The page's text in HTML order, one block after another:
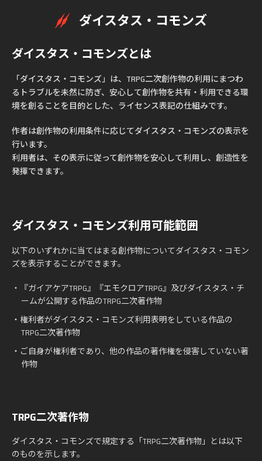
ダイスタス・コモンズ
ダイスタス・コモンズとは
「ダイスタス・コモンズ」は、TRPG二次創作物の利用にまつわ
るトラブルを未然に防ぎ、安心して創作物を共有・利用できる環
境を創ることを目的とした、ライセンス表記の仕組みです。
作者は創作物の利用条件に応じてダイスタス・コモンズの表示を
行います。
利用者は、その表示に従って創作物を安心して利用し、創造性を
発揮できます。
ダイスタス・コモンズ利用可能範囲
以下のいずれかに当てはまる創作物についてダイスタス・コモン
ズを表示することができます。
・『ガイアケアTRPG』『エモクロアTRPG』及びダイスタス・チ
ームが公開する作品のTRPG二次著作物
・権利者がダイスタス・コモンズ利用表明をしている作品の
TRPG二次著作物
・ご自身が権利者であり、他の作品の著作権を侵害していない著
作物
TRPG二次著作物
ダイスタス・コモンズで規定する「TRPG二次著作物」とは以下
のものを示します。